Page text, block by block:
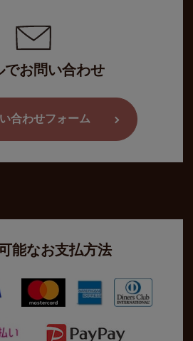
でお問い合わせ
合わせフォーム
能なお支払方法